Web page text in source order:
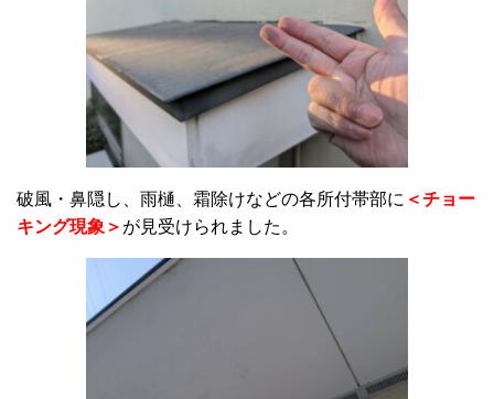
破風・鼻隠し、雨樋、霜除けなどの各所付帯部に ＜チョー
キング現象＞ が見受けられました。